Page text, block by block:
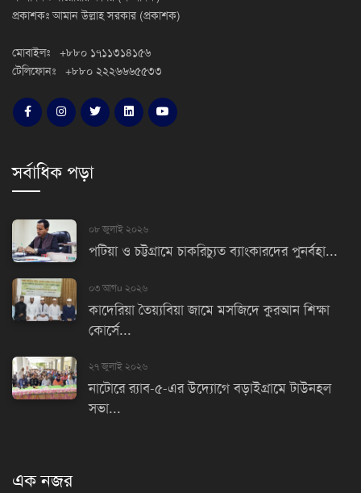
প্রকাশকঃ আমান উল্লাহ সরকার (প্রকাশক)
মোবাইলঃ +৮৮০ ১৭১১৩১৪১৫৬
টেলিফোনঃ +৮৮০ ২২২৬৬৬৫৫৩৩
সর্বাধিক পড়া
০৮ জুলাই ২০২৬
পটিয়া ও চট্টগ্রামে চাকরিচ্যুত ব্যাংকারদের পুনর্বহা...
০৩ আগu ২০২৬
কাদেরিয়া তৈয়্যবিয়া জামে মসজিদে কুরআন শিক্ষা
কোর্সে...
২৭ জুলাই ২০২৬
নাটোরে র‌্যাব-৫-এর উদ্যোগে বড়াইগ্রামে টাউনহল
সভা...
এক নজর